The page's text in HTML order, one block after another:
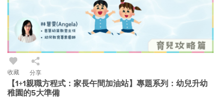
收藏 分享
【1+1親職方程式：家長午間加油站】專題系列：幼兒升幼
稚園的5大準備